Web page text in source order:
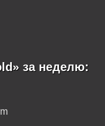
за неделю: